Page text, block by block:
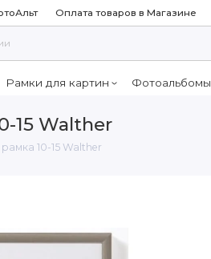
Оплата товаров в Магазине
Рамки для картин Фотоальбомы
15 Walther
10-15 Walther